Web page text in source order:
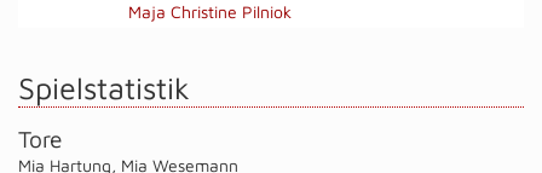
Maja Christine Pilniok
Spielstatistik
Tore
Mia Hartung, Mia Wesemann